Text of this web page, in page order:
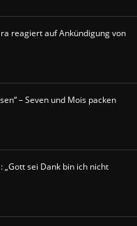
reagiert auf Ankündigung von
– Seven und Mois packen
„Gott sei Dank bin ich nicht